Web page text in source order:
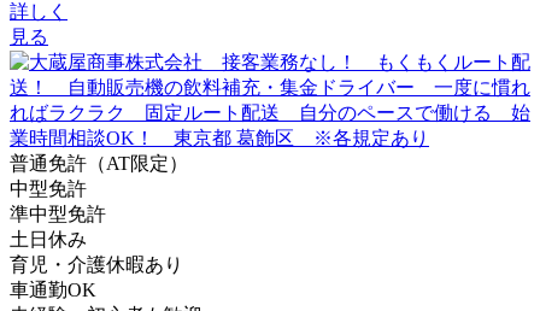
詳しく
見る
普通免許（AT限定）
中型免許
準中型免許
土日休み
育児・介護休暇あり
車通勤OK